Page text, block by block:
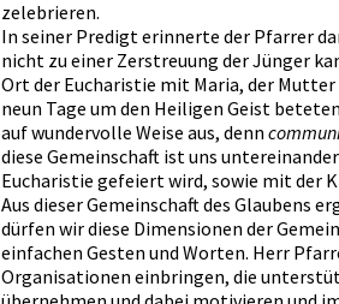
zelebrieren.
In seiner Predigt erinnerte der Pfarrer
nicht zu einer Zerstreuung der Jünger
Ort der Eucharistie mit Maria, der
neun Tage um den Heiligen Geist
auf wundervolle Weise aus, denn
diese Gemeinschaft ist uns
Eucharistie gefeiert wird, sowie mit der
Aus dieser Gemeinschaft des Glaubens
dürfen wir diese Dimensionen der
einfachen Gesten und Worten. Herr
Organisationen einbringen, die